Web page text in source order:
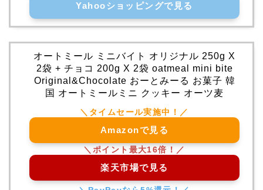
Yahooショッピングで見る
オートミール ミニバイト オリジナル 250g X
2袋 + チョコ 200g X 2袋 oatmeal mini bite
Original&Chocolate おーとみーる お菓子 韓
国 オートミールミニ クッキー オーツ麦
Amazonで見る
楽天市場で見る